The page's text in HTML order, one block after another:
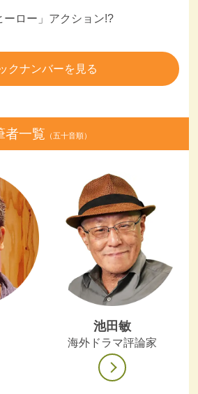
ーロー」アクション!?
クナンバーを見る
者一覧 （五十音順）
池田敏
海外ドラマ評論家